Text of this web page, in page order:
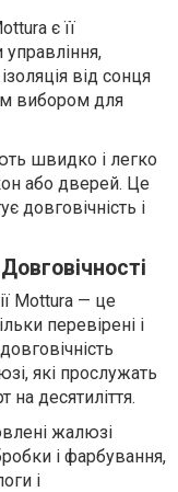
є її
управління,
від сонця
вибором для
швидко і легко
або дверей. Це
довговічність і
Mottura — це
перевірені і
які прослужать
на десятиліття.
жалюзі
і фарбування,
і